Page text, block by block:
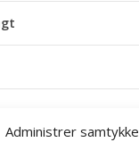
Administrer samtykke